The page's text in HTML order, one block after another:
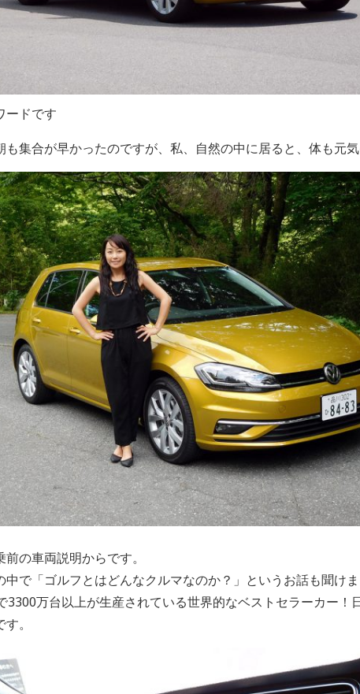
ードです
も集合が早かったのですが、私、自然の中に居ると、体も元気
前の車両説明からです。
中で「ゴルフとはどんなクルマなのか？」というお話も聞け
3300万台以上が生産されている世界的なベストセラーカー！
。